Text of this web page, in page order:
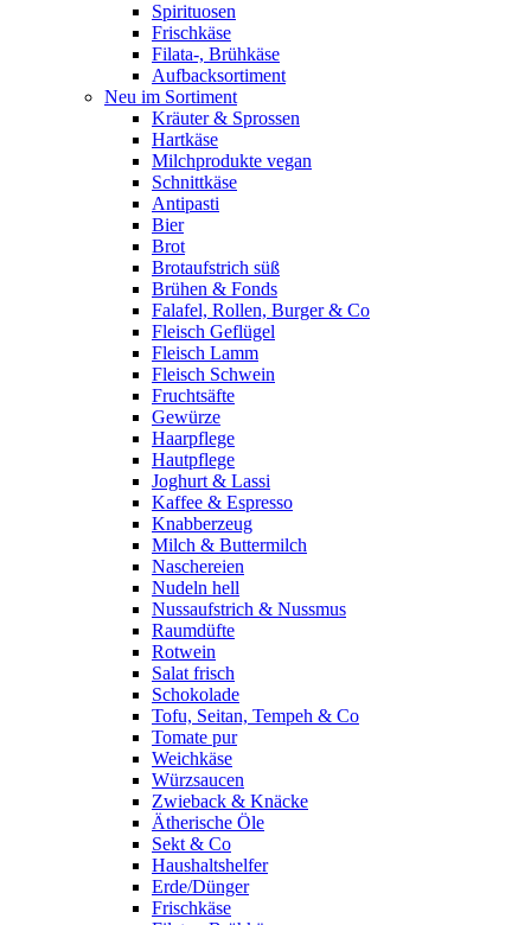
Spirituosen
Frischkäse
Filata-, Brühkäse
Aufbacksortiment
Neu im Sortiment
Kräuter & Sprossen
Hartkäse
Milchprodukte vegan
Schnittkäse
Antipasti
Bier
Brot
Brotaufstrich süß
Brühen & Fonds
Falafel, Rollen, Burger & Co
Fleisch Geflügel
Fleisch Lamm
Fleisch Schwein
Fruchtsäfte
Gewürze
Haarpflege
Hautpflege
Joghurt & Lassi
Kaffee & Espresso
Knabberzeug
Milch & Buttermilch
Naschereien
Nudeln hell
Nussaufstrich & Nussmus
Raumdüfte
Rotwein
Salat frisch
Schokolade
Tofu, Seitan, Tempeh & Co
Tomate pur
Weichkäse
Würzsaucen
Zwieback & Knäcke
Ätherische Öle
Sekt & Co
Haushaltshelfer
Erde/Dünger
Frischkäse